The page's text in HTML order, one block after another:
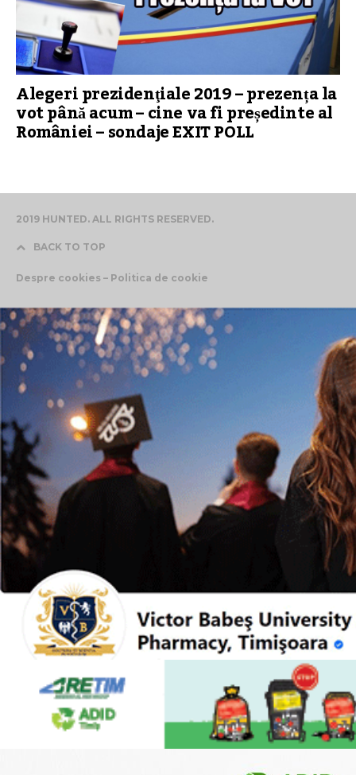
Alegeri prezidenţiale 2019 – prezența la
vot până acum – cine va fi președinte al
României – sondaje EXIT POLL
2019 HUNTED. ALL RIGHTS RESERVED.
BACK TO TOP
Despre cookies – Politica de cookie